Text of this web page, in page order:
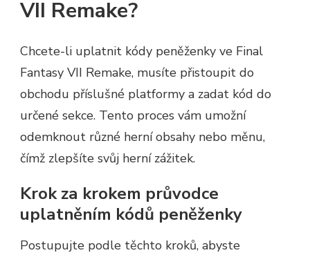
VII Remake?
Chcete-li uplatnit kódy peněženky ve Final
Fantasy VII Remake, musíte přistoupit do
obchodu příslušné platformy a zadat kód do
určené sekce. Tento proces vám umožní
odemknout různé herní obsahy nebo měnu,
čímž zlepšíte svůj herní zážitek.
Krok za krokem průvodce
uplatněním kódů peněženky
Postupujte podle těchto kroků, abyste